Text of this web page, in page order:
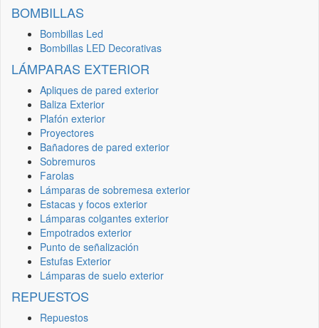
BOMBILLAS
Bombillas Led
Bombillas LED Decorativas
LÁMPARAS EXTERIOR
Apliques de pared exterior
Baliza Exterior
Plafón exterior
Proyectores
Bañadores de pared exterior
Sobremuros
Farolas
Lámparas de sobremesa exterior
Estacas y focos exterior
Lámparas colgantes exterior
Empotrados exterior
Punto de señalización
Estufas Exterior
Lámparas de suelo exterior
REPUESTOS
Repuestos